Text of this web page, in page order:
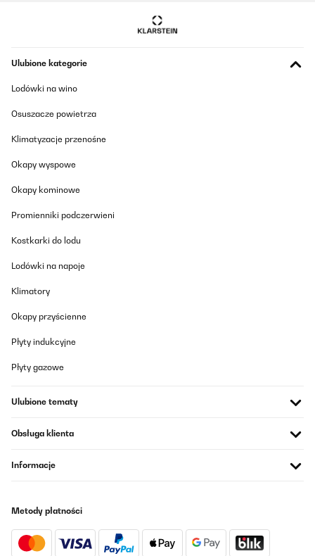
Ulubione kategorie
Lodówki na wino
Osuszacze powietrza
Klimatyzacje przenośne
Okapy wyspowe
Okapy kominowe
Promienniki podczerwieni
Kostkarki do lodu
Lodówki na napoje
Klimatory
Okapy przyścienne
Płyty indukcyjne
Płyty gazowe
Ulubione tematy
Obsługa klienta
Informacje
Metody płatności